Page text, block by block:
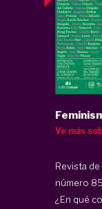
Ve más
Revista de
número
¿En qué